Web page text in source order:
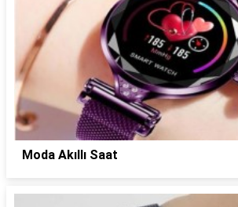
Moda Akıllı Saat